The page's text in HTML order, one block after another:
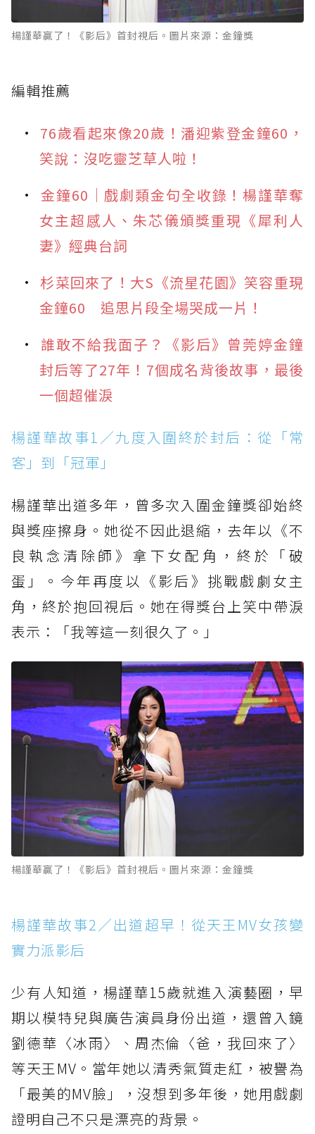
楊謹華贏了！《影后》首封視后。圖片來源：金鐘獎
編輯推薦
76歲看起來像20歲！潘迎紫登金鐘60，
笑說：沒吃靈芝草人啦！
金鐘60｜戲劇類金句全收錄！楊謹華奪
女主超感人、朱芯儀頒獎重現《犀利人
妻》經典台詞
杉菜回來了！大S《流星花園》笑容重現
金鐘60 追思片段全場哭成一片！
誰敢不給我面子？《影后》曾莞婷金鐘
封后等了27年！7個成名背後故事，最後
一個超催淚
楊謹華故事1／九度入圍終於封后：從「常
客」到「冠軍」
楊謹華出道多年，曾多次入圍金鐘獎卻始終
與獎座擦身。她從不因此退縮，去年以《不
良執念清除師》拿下女配角，終於「破
蛋」。今年再度以《影后》挑戰戲劇女主
角，終於抱回視后。她在得獎台上笑中帶淚
表示：「我等這一刻很久了。」
楊謹華贏了！《影后》首封視后。圖片來源：金鐘獎
楊謹華故事2／出道超早！從天王MV女孩變
實力派影后
少有人知道，楊謹華15歲就進入演藝圈，早
期以模特兒與廣告演員身份出道，還曾入鏡
劉德華〈冰雨〉、周杰倫〈爸，我回來了〉
等天王MV。當年她以清秀氣質走紅，被譽為
「最美的MV臉」，沒想到多年後，她用戲劇
證明自己不只是漂亮的背景。